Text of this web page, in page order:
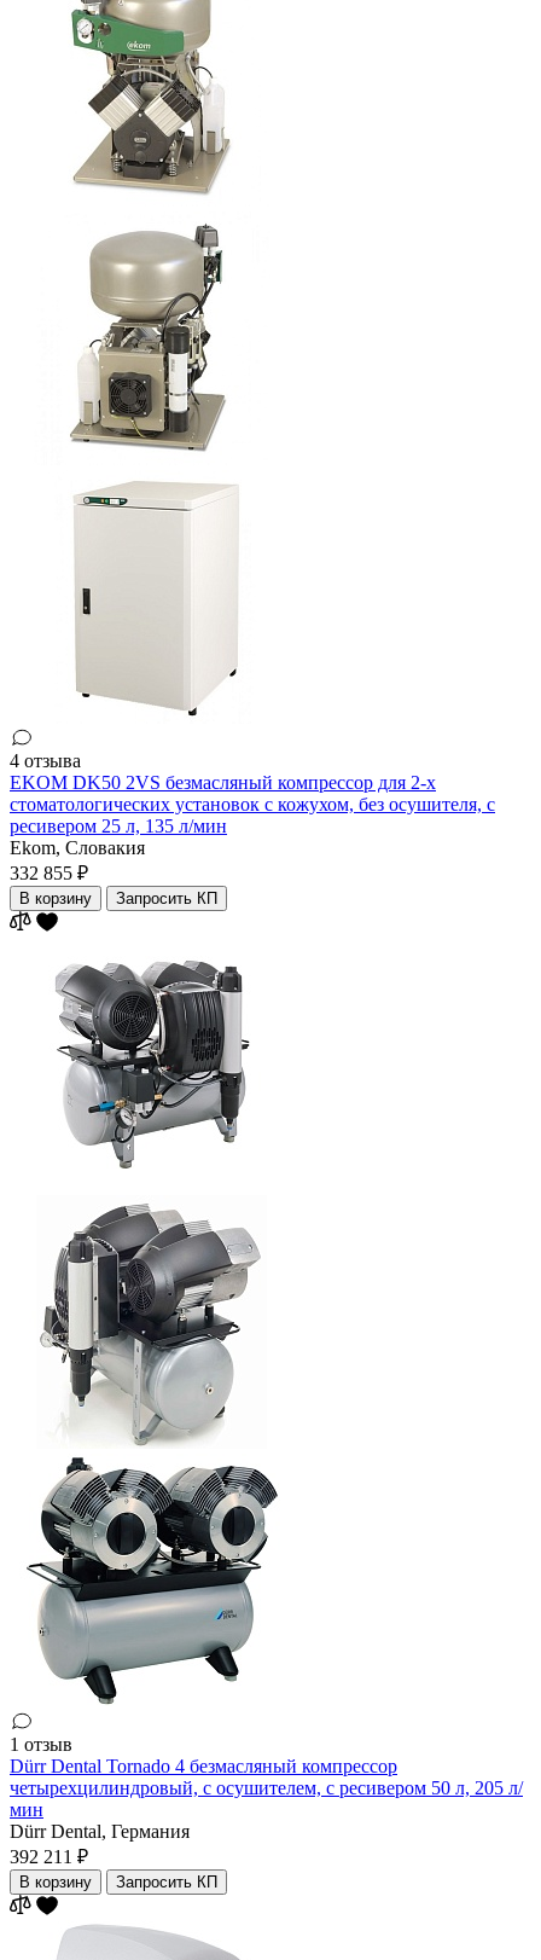
4 отзыва
EKOM DK50 2VS безмасляный компрессор для 2-x
стоматологических установок с кожухом, без осушителя, с
ресивером 25 л, 135 л/мин
Ekom, Словакия
332 855 ₽
В корзину Запросить КП
1 отзыв
Dürr Dental Tornado 4 безмасляный компрессор
четырехцилиндровый, с осушителем, с ресивером 50 л, 205 л/
мин
Dürr Dental, Германия
392 211 ₽
В корзину Запросить КП